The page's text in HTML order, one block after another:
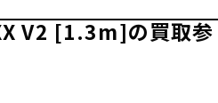
V2 [1.3m]の買取参